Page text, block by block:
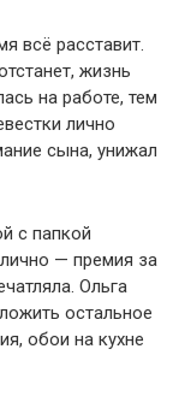
всё расставит.
жизнь
на работе, тем
лично
сына, унижал
с папкой
— премия за
Ольга
остальное
обои на кухне